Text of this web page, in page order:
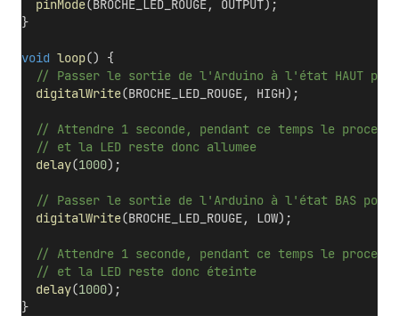
pinMode(BROCHE_LED_ROUGE, OUTPUT);
}
void loop() {
// Passer le sortie de l'Arduino à l'état HAUT
digitalWrite(BROCHE_LED_ROUGE, HIGH);
// Attendre 1 seconde, pendant ce temps le
  // et la LED reste donc allumee
delay(1000);
// Passer le sortie de l'Arduino à l'état BAS pour
digitalWrite(BROCHE_LED_ROUGE, LOW);
// Attendre 1 seconde, pendant ce temps le
  // et la LED reste donc éteinte
delay(1000);
}